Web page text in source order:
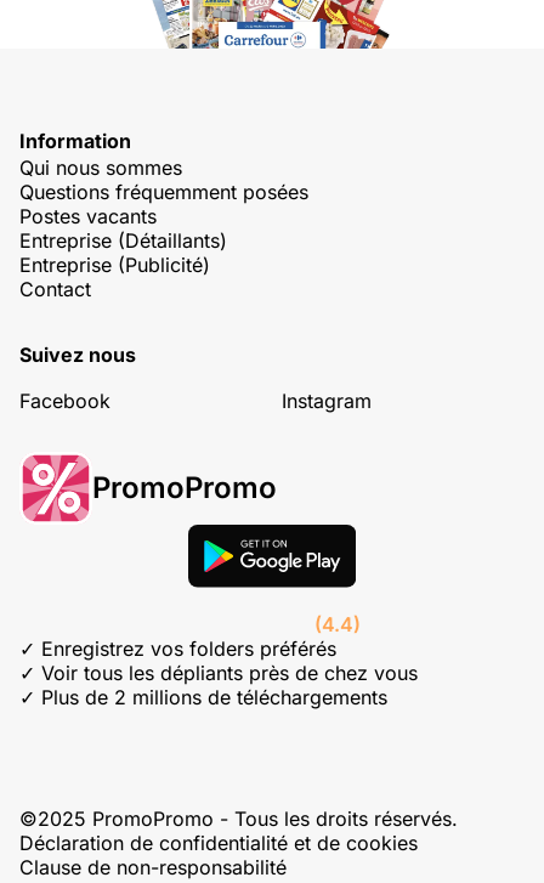
Information
Qui nous sommes
Questions fréquemment posées
Postes vacants
Entreprise (Détaillants)
Entreprise (Publicité)
Contact
Suivez nous
Facebook
Instagram
PromoPromo
(4.4)
✓ Enregistrez vos folders préférés
✓ Voir tous les dépliants près de chez vous
✓ Plus de 2 millions de téléchargements
©2025 PromoPromo - Tous les droits réservés.
Déclaration de confidentialité et de cookies
Clause de non-responsabilité